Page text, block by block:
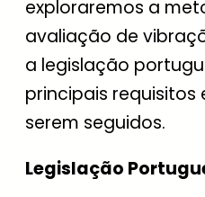
exploraremos a
avaliação de
a legislação
principais
serem seguidos.
Legislação